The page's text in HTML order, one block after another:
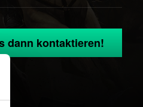
dann kontaktieren!